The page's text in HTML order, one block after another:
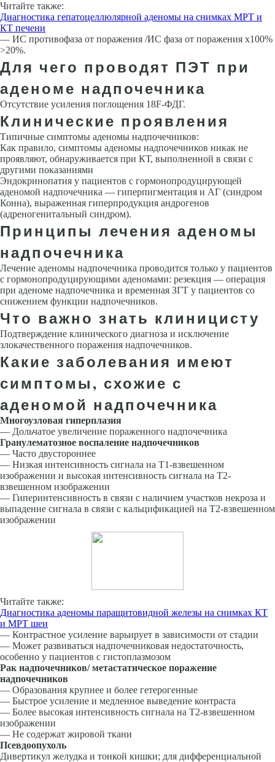
Читайте также:
Диагностика гепатоцеллюлярной аденомы на снимках МРТ и
КТ печени
— ИС противофаза от поражения /ИС фаза от поражения х100%
>20%.
Для чего проводят ПЭТ при
аденоме надпочечника
Отсутствие усиления поглощения 18F-ФДГ.
Клинические проявления
Типичные симптомы аденомы надпочечников:
Как правило, симптомы аденомы надпочечников никак не
проявляют, обнаруживается при КТ, выполненной в связи с
другими показаниями
Эндокринопатия у пациентов с гормонопродуцирующей
аденомой надпочечника — гиперпигментация и АГ (синдром
Конна), выраженная гиперпродукция андрогенов
(адреногенитальный синдром).
Принципы лечения аденомы
надпочечника
Лечение аденомы надпочечника проводится только у пациентов
с гормонопродуцирующими аденомами: резекция — операция
при аденоме надпочечника и временная ЗГТ у пациентов со
снижением функции надпочечников.
Что важно знать клиницисту
Подтверждение клинического диагноза и исключение
злокачественного поражения надпочечников.
Какие заболевания имеют
симптомы, схожие с
аденомой надпочечника
Многоузловая гиперплазия
— Дольчатое увеличение пораженного надпочечника
Гранулематозное воспаление надпочечников
— Часто двустороннее
— Низкая интенсивность сигнала на Т1-взвешенном
изображении и высокая интенсивность сигнала на Т2-
взвешенном изображении
— Гиперинтенсивность в связи с наличием участков некроза и
выпадение сигнала в связи с кальцификацией на Т2-взвешенном
изображении
Читайте также:
Диагностика аденомы паращитовидной железы на снимках КТ
и МРТ шеи
— Контрастное усиление варьирует в зависимости от стадии
— Может развиваться надпочечниковая недостаточность,
особенно у пациентов с гистоплазмозом
Рак надпочечников/ метастатическое поражение
надпочечников
— Образования крупнее и более гетерогенные
— Быстрое усиление и медленное выведение контраста
— Более высокая интенсивность сигнала на Т2-взвешенном
изображении
— Не содержат жировой ткани
Псевдоопухоль
Дивертикул желудка и тонкой кишки; для дифференциальной